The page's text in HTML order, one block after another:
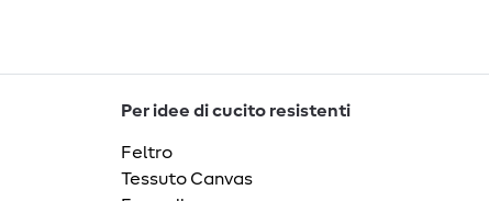
Per idee di cucito resistenti
Feltro
Tessuto Canvas